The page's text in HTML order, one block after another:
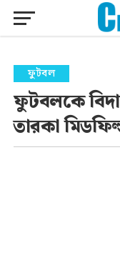
ফুটবল
ফুটবলকে
তারকা